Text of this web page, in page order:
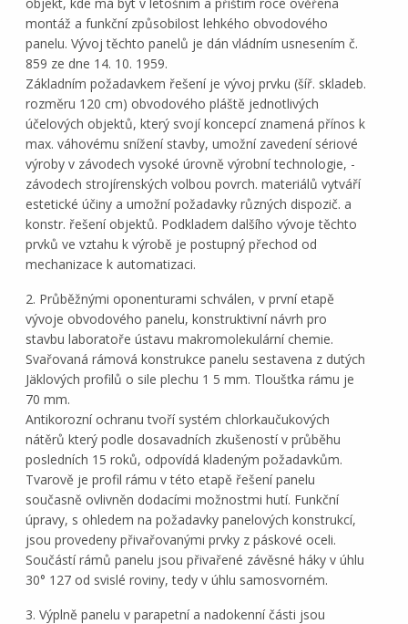
montáž a funkční způsobilost lehkého obvodového
panelu. Vývoj těchto panelů je dán vládním usnesením č.
859 ze dne 14. 10. 1959.
Základním požadavkem řešení je vývoj prvku (šíř. skladeb.
rozměru 120 cm) obvodového pláště jednotlivých
účelových objektů, který svojí koncepcí znamená přínos k
max. váhovému snížení stavby, umožní zavedení sériové
výroby v závodech vysoké úrovně výrobní technologie, -
závodech strojírenských volbou povrch. materiálů vytváří
estetické účiny a umožní požadavky různých dispozič. a
konstr. řešení objektů. Podkladem dalšího vývoje těchto
prvků ve vztahu k výrobě je postupný přechod od
mechanizace k automatizaci.
2. Průběžnými oponenturami schválen, v první etapě
vývoje obvodového panelu, konstruktivní návrh pro
stavbu laboratoře ústavu makromolekulární chemie.
Svařovaná rámová konstrukce panelu sestavena z dutých
Jäklových profilů o sile plechu 1 5 mm. Tloušťka rámu je
70 mm.
Antikorozní ochranu tvoří systém chlorkaučukových
nátěrů který podle dosavadních zkušeností v průběhu
posledních 15 roků, odpovídá kladeným požadavkům.
Tvarově je profil rámu v této etapě řešení panelu
současně ovlivněn dodacími možnostmi hutí. Funkční
úpravy, s ohledem na požadavky panelových konstrukcí,
jsou provedeny přivařovanými prvky z páskové oceli.
Součástí rámů panelu jsou přivařené závěsné háky v úhlu
30° 127 od svislé roviny, tedy v úhlu samosvorném.
3. Výplně panelu v parapetní a nadokenní části jsou